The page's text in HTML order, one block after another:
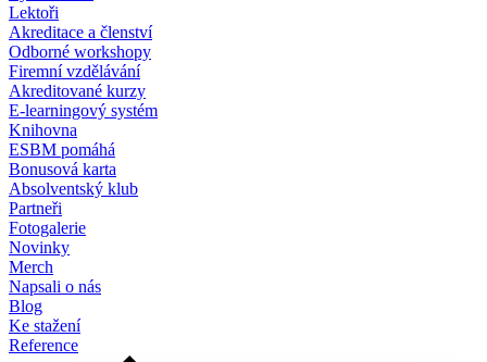
Lektoři
Akreditace a členství
Odborné workshopy
Firemní vzdělávání
Akreditované kurzy
E-learningový systém
Knihovna
ESBM pomáhá
Bonusová karta
Absolventský klub
Partneři
Fotogalerie
Novinky
Merch
Napsali o nás
Blog
Ke stažení
Reference